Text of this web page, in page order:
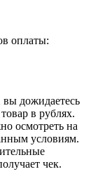
оплаты:
дожидаетесь
в рублях.
осмотреть на
условиям.
чек.